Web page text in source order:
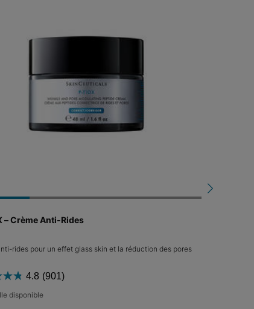
P-TIOX – Crème Anti-Rides
rides pour un effet glass skin et la réduction des pores
4.8 (901)
disponible